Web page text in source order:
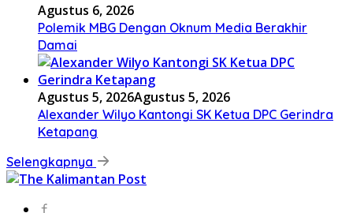
Agustus 6, 2026
Polemik MBG Dengan Oknum Media Berakhir
Damai
Agustus 5, 2026Agustus 5, 2026
Alexander Wilyo Kantongi SK Ketua DPC Gerindra
Ketapang
Selengkapnya